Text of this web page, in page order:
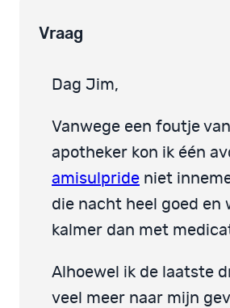
Vraag
Dag Jim,
Vanwege een foutje
apotheker kon ik één
amisulpride niet
die nacht heel goed en
kalmer dan met
Alhoewel ik de laatste
veel meer naar mijn